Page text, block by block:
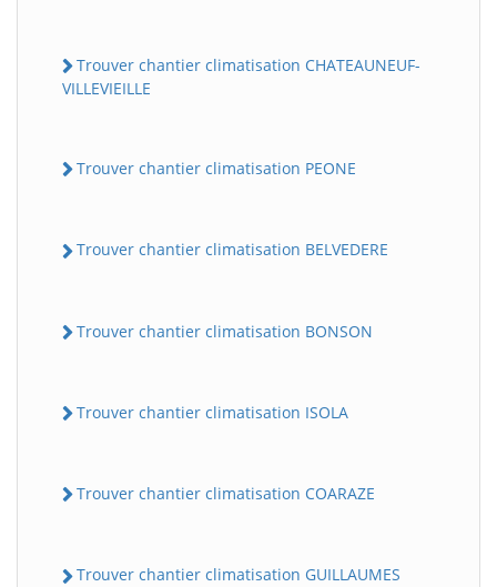
Trouver chantier climatisation CHATEAUNEUF-
VILLEVIEILLE
Trouver chantier climatisation PEONE
Trouver chantier climatisation BELVEDERE
Trouver chantier climatisation BONSON
Trouver chantier climatisation ISOLA
Trouver chantier climatisation COARAZE
Trouver chantier climatisation GUILLAUMES